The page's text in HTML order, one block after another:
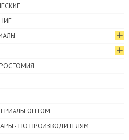
ОПТОМ
- ПО ПРОИЗВОДИТЕЛЯМ